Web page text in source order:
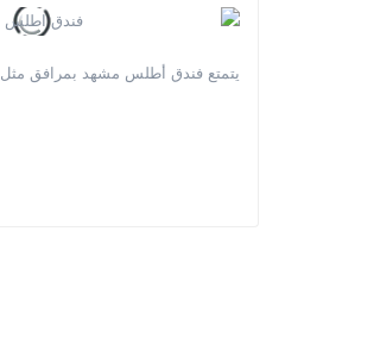
يتمتع فندق أطلس مشهد بمرافق مثل: